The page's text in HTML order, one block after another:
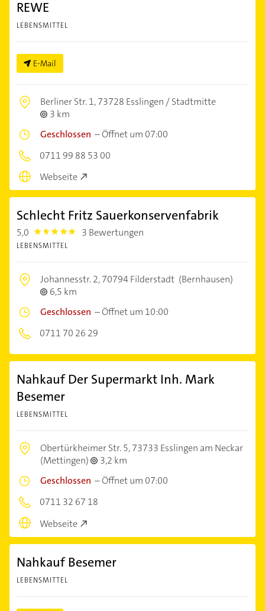
REWE
LEBENSMITTEL
E-Mail
Berliner Str. 1,73728 Esslingen / Stadtmitte
3 km
Geschlossen –Öffnet um 07:00
0711 99 88 53 00
Webseite
Schlecht Fritz Sauerkonservenfabrik
5,0 5.0 3 Bewertungen
LEBENSMITTEL
Johannesstr. 2,70794 Filderstadt (Bernhausen)
6,5 km
Geschlossen –Öffnet um 10:00
0711 70 26 29
Nahkauf Der Supermarkt Inh. Mark
Besemer
LEBENSMITTEL
Obertürkheimer Str. 5,73733 Esslingen am Neckar
(Mettingen)
3,2 km
Geschlossen –Öffnet um 07:00
0711 32 67 18
Webseite
Nahkauf Besemer
LEBENSMITTEL